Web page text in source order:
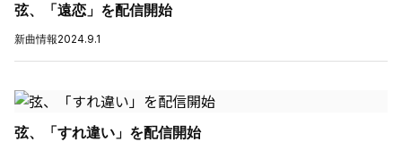
弦、「遠恋」を配信開始
新曲情報2024.9.1
弦、「すれ違い」を配信開始